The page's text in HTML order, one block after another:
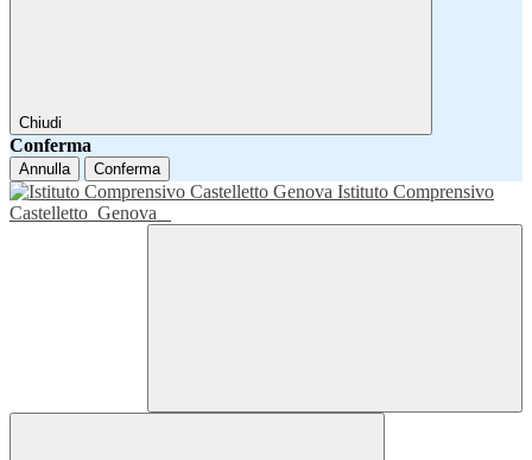
Chiudi
Conferma
Annulla Conferma
Istituto Comprensivo
Castelletto Genova